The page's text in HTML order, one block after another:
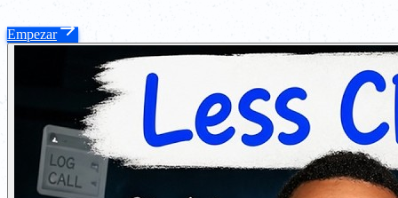
Empezar